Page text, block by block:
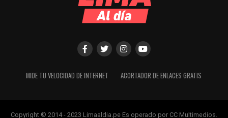
MIDE TU VELOCIDAD DE INTERNET ACORTADOR DE ENLACES GRATIS
Copyright © 2014 - 2023 Limaaldia.pe Es operado por CC Multimedios.